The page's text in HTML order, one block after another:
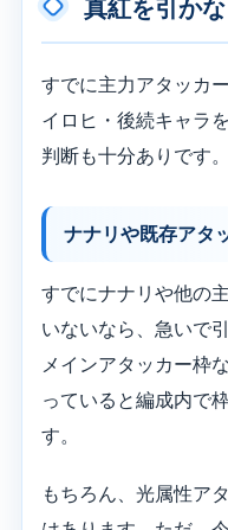
真紅を引か
すでに主力アタッカ
イロヒ・後続キャラ
判断も十分ありです。
ナナリや既存アタ
すでにナナリや他の
いないなら、急いで
メインアタッカー枠
っていると編成内で
す。
もちろん、光属性ア